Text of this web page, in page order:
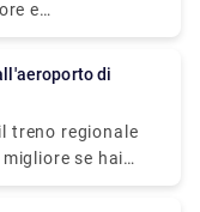
Standard:
Circa €
offerte
dettagli su
online
airport-
e
da
e nei
treno regionale
se hai
all'aeroporto